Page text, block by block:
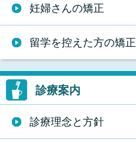
妊婦さんの矯正
留学を控えた方の矯正
診療案内
診療理念と方針